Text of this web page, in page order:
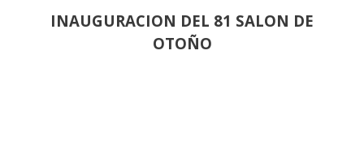
INAUGURACION DEL 81 SALON DE
OTOÑO